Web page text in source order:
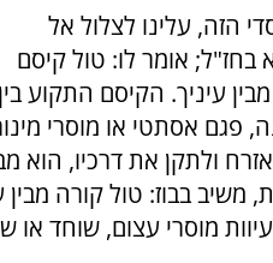
הזה, עלינו לצלול אל
אומר לו: טול קיסם
עיניך. הקיסם התקוע בין
פגם אסתטי או מוסרי
ולתקן את דרכיו, הוא
בבוז: טול קורה מבין
מוסרי עצום, שוחד